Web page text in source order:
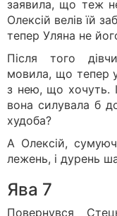
заявила, що теж
Олексій велів їй
тепер Уляна не
Після того
мовила, що тепер
з нею, що хочуть.
вона силувала б
худоба?
А Олексій,
лежень, і дурень
Ява 7
Повернувся